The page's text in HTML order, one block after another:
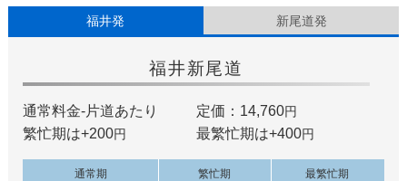
福井発 新尾道発
福井新尾道
通常料金-片道あたり 定価：14,760円
繁忙期は+200円 最繁忙期は+400円
通常期 繁忙期 最繁忙期